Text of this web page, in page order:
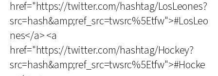
href="https://twitter.com/hashtag/LosLeones?
src=hash&amp;ref_src=twsrc%5Etfw">#LosLeo
nes</a> <a
href="https://twitter.com/hashtag/Hockey?
src=hash&amp;ref_src=twsrc%5Etfw">#Hocke